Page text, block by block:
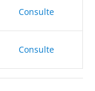
Consulte
Consulte